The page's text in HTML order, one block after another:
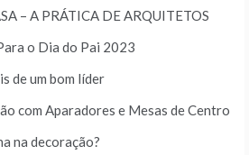
– A PRÁTICA DE ARQUITETOS
o Dia do Pai 2023
de um bom líder
com Aparadores e Mesas de Centro
na decoração?